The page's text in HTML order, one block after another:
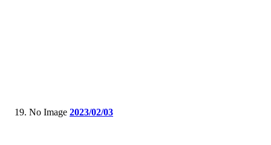
No Image 2023/02/03